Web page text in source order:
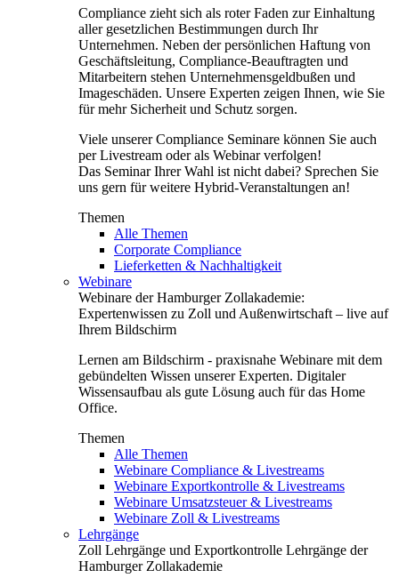
Compliance zieht sich als roter Faden zur Einhaltung
aller gesetzlichen Bestimmungen durch Ihr
Unternehmen. Neben der persönlichen Haftung von
Geschäftsleitung, Compliance-Beauftragten und
Mitarbeitern stehen Unternehmensgeldbußen und
Imageschäden. Unsere Experten zeigen Ihnen, wie Sie
für mehr Sicherheit und Schutz sorgen.
Viele unserer Compliance Seminare können Sie auch
per Livestream oder als Webinar verfolgen!
Das Seminar Ihrer Wahl ist nicht dabei? Sprechen Sie
uns gern für weitere Hybrid-Veranstaltungen an!
Themen
Alle Themen
Corporate Compliance
Lieferketten & Nachhaltigkeit
Webinare
Webinare der Hamburger Zollakademie:
Expertenwissen zu Zoll und Außenwirtschaft – live auf
Ihrem Bildschirm
Lernen am Bildschirm - praxisnahe Webinare mit dem
gebündelten Wissen unserer Experten. Digitaler
Wissensaufbau als gute Lösung auch für das Home
Office.
Themen
Alle Themen
Webinare Compliance & Livestreams
Webinare Exportkontrolle & Livestreams
Webinare Umsatzsteuer & Livestreams
Webinare Zoll & Livestreams
Lehrgänge
Zoll Lehrgänge und Exportkontrolle Lehrgänge der
Hamburger Zollakademie